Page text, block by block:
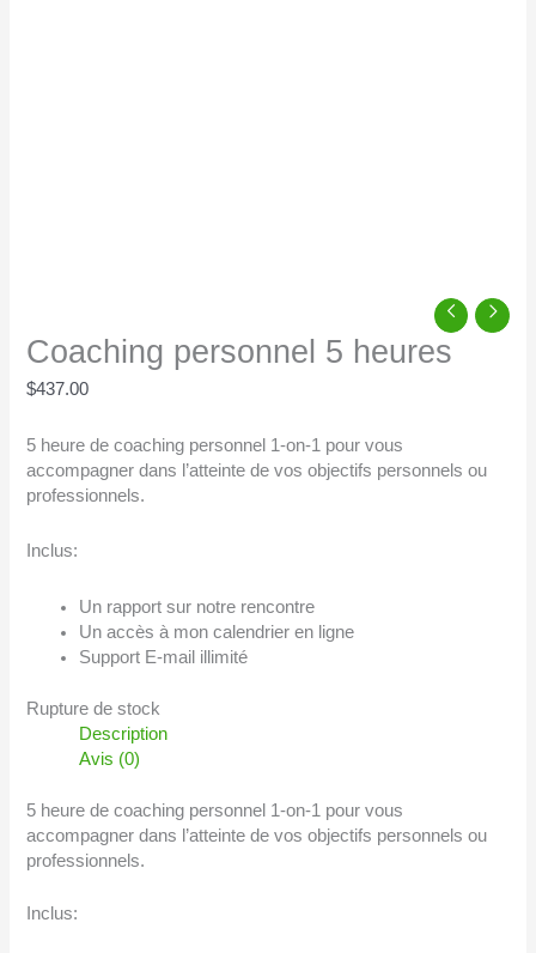
Coaching personnel 5 heures
$437.00
5 heure de coaching personnel 1-on-1 pour vous
accompagner dans l’atteinte de vos objectifs personnels ou
professionnels.
Inclus:
Un rapport sur notre rencontre
Un accès à mon calendrier en ligne
Support E-mail illimité
Rupture de stock
Description
Avis (0)
5 heure de coaching personnel 1-on-1 pour vous
accompagner dans l’atteinte de vos objectifs personnels ou
professionnels.
Inclus: